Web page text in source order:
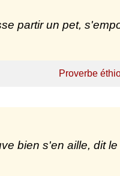
partir un pet,
Proverbe
bien s'en aille, dit